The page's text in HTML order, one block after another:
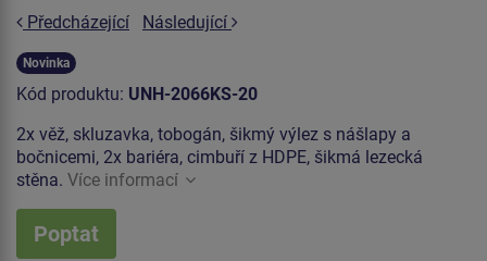
Předcházející
Následující
Novinka
Kód produktu: UNH-2066KS-20
2x věž, skluzavka, tobogán, šikmý výlez s nášlapy a
bočnicemi, 2x bariéra, cimbuří z HDPE, šikmá lezecká
stěna. Více informací
Poptat